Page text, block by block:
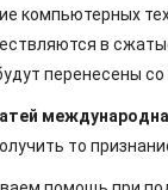
компьютерных
в
перенесены
то